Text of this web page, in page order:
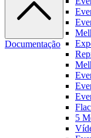
5
Documentação